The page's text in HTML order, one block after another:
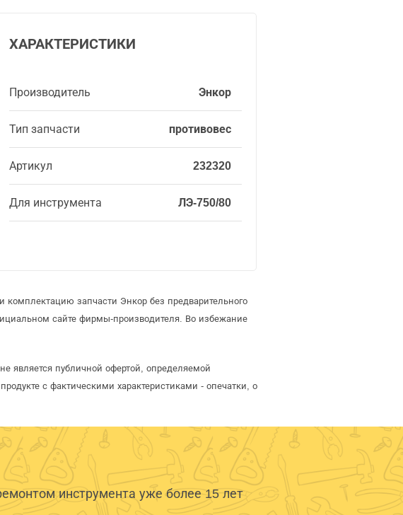
ХАРАКТЕРИСТИКИ
Производитель Энкор
Тип запчасти противовес
Артикул 232320
Для инструмента ЛЭ-750/80
запчасти Энкор без предварительного
сайте фирмы-производителя. Во избежание
является публичной офертой, определяемой
с фактическими характеристиками - опечатки, о
инструмента уже более 15 лет